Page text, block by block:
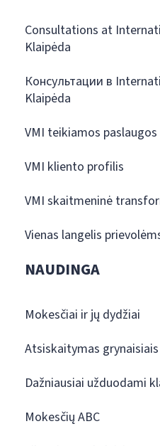
Consultations at
Klaipėda
Консультации в
Klaipėda
VMI teikiamos paslaugos
VMI kliento profilis
VMI skaitmeninė
Vienas langelis
NAUDINGA
Mokesčiai ir jų dydžiai
Atsiskaitymas
Dažniausiai užduodami
Mokesčių ABC